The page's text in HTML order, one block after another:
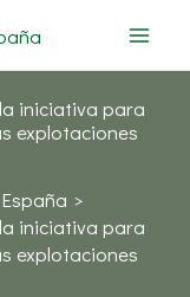
iniciativa para
explotaciones
iniciativa para
explotaciones